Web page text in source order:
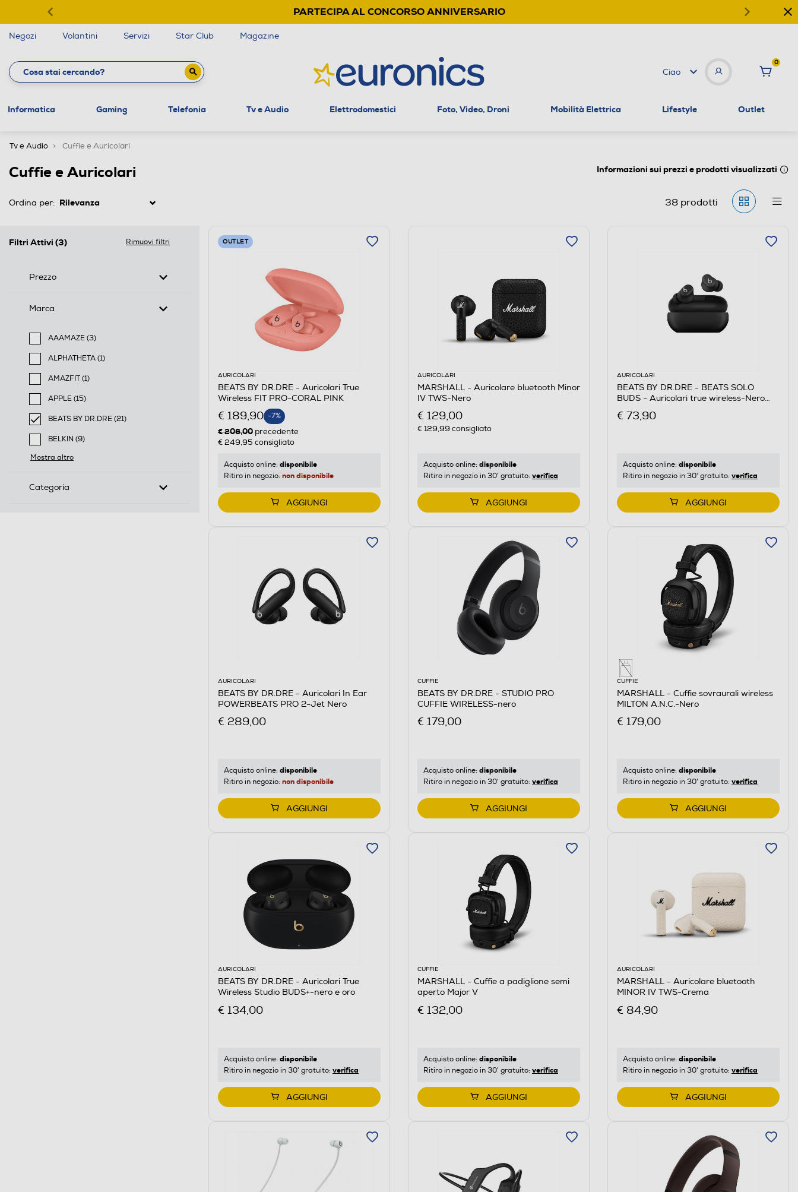
PARTECIPA AL CONCORSO ANNIVERSARIO
Negozi Volantini Servizi Star Club Magazine
Ciao
0
Informatica Gaming Telefonia Tv e Audio Elettrodomestici Foto, Video, Droni Mobilità Elettrica Lifestyle Outlet
Tv e Audio Cuffie e Auricolari
Cuffie e Auricolari Informazioni sui prezzi e prodotti visualizzati
Ordina per: 38prodotti
Filtri Attivi (3) Rimuovi filtri
Prezzo
Marca
AAAMAZE (3)
Filtra per Marca: AAAMAZE
ALPHATHETA (1)
Filtra per Marca: ALPHATHETA
AMAZFIT (1)
Filtra per Marca: AMAZFIT
APPLE (15)
Filtra per Marca: APPLE
BEATS BY DR.DRE (21)
selected Filtro applicato per Marca: BEATS BY DR.DRE
BELKIN (9)
Filtra per Marca: BELKIN
Mostra altro
Categoria
OUTLET
AURICOLARI
BEATS BY DR.DRE - Auricolari True
Wireless FIT PRO-CORAL PINK
€ 189,90 -7%
€ 206,00 precedente
€ 249,95 consigliato
Acquisto online: disponibile
Ritiro in negozio: non disponibile
AGGIUNGI
AURICOLARI
MARSHALL - Auricolare bluetooth Minor
IV TWS-Nero
€ 129,00
€ 129,99 consigliato
Acquisto online: disponibile
Ritiro in negozio in 30' gratuito: verifica
AGGIUNGI
AURICOLARI
BEATS BY DR.DRE - BEATS SOLO
BUDS - Auricolari true wireless-Nero
€ 73,90
Acquisto online: disponibile
Ritiro in negozio in 30' gratuito: verifica
AGGIUNGI
AURICOLARI
BEATS BY DR.DRE - Auricolari In Ear
POWERBEATS PRO 2-Jet Nero
€ 289,00
Acquisto online: disponibile
Ritiro in negozio: non disponibile
AGGIUNGI
CUFFIE
BEATS BY DR.DRE - STUDIO PRO
CUFFIE WIRELESS-nero
€ 179,00
Acquisto online: disponibile
Ritiro in negozio in 30' gratuito: verifica
AGGIUNGI
CUFFIE
MARSHALL - Cuffie sovraurali wireless
MILTON A.N.C.-Nero
€ 179,00
Acquisto online: disponibile
Ritiro in negozio in 30' gratuito: verifica
AGGIUNGI
AURICOLARI
BEATS BY DR.DRE - Auricolari True
Wireless Studio BUDS+-nero e oro
€ 134,00
Acquisto online: disponibile
Ritiro in negozio in 30' gratuito: verifica
AGGIUNGI
CUFFIE
MARSHALL - Cuffie a padiglione semi
aperto Major V
€ 132,00
Acquisto online: disponibile
Ritiro in negozio in 30' gratuito: verifica
AGGIUNGI
AURICOLARI
MARSHALL - Auricolare bluetooth
MINOR IV TWS-Crema
€ 84,90
Acquisto online: disponibile
Ritiro in negozio in 30' gratuito: verifica
AGGIUNGI